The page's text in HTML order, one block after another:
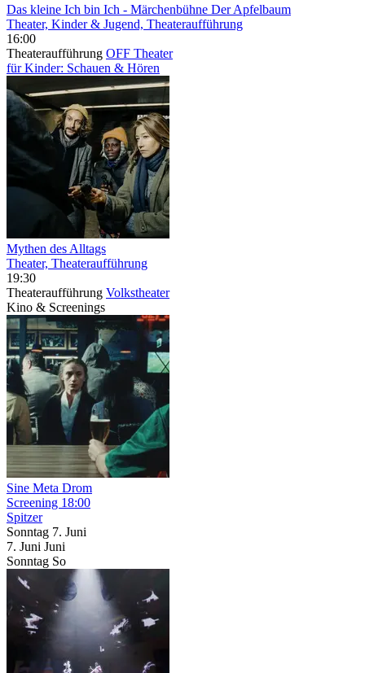
Das kleine Ich bin Ich - Märchenbühne Der Apfelbaum
Theater, Kinder & Jugend, Theateraufführung
16:00
Theateraufführung OFF Theater
für Kinder: Schauen & Hören
Mythen des Alltags
Theater, Theateraufführung
19:30
Theateraufführung Volkstheater
Kino & Screenings
Sine Meta Drom
Screening 18:00
Spitzer
Sonntag 7. Juni
7. Juni Juni
Sonntag So